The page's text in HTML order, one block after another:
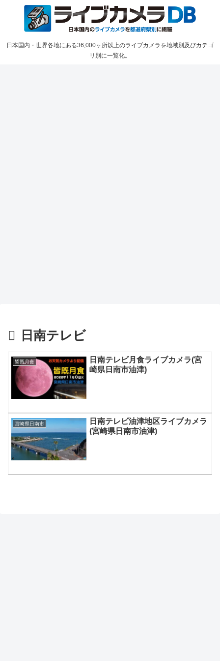
日本国内・世界各地にある36,000ヶ所以上のライブカメラを地域別及びカテゴ
リ別に一覧化。
日南テレビ
皆既月食
日南テレビ月食ライブカメラ(宮
崎県日南市油津)
宮崎県日南市
日南テレビ油津地区ライブカメラ
(宮崎県日南市油津)